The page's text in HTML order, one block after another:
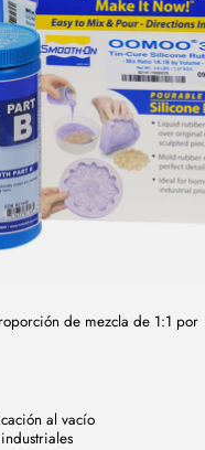
de mezcla de 1:1 por
al vacío